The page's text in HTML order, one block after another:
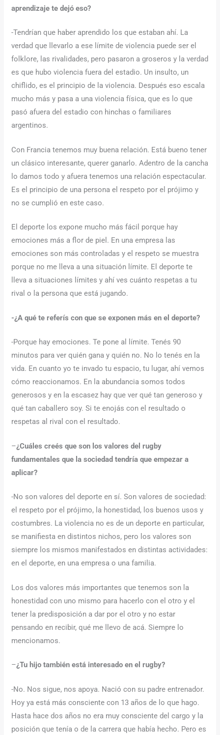
aprendizaje te dejó eso?
-Tendrían que haber aprendido los que estaban ahí. La
verdad que llevarlo a ese límite de violencia puede ser el
folklore, las rivalidades, pero pasaron a groseros y la verdad
es que hubo violencia fuera del estadio. Un insulto, un
chiflido, es el principio de la violencia. Después eso escala
mucho más y pasa a una violencia física, que es lo que
pasó afuera del estadio con hinchas o familiares
argentinos.
Con Francia tenemos muy buena relación. Está bueno tener
un clásico interesante, querer ganarlo. Adentro de la cancha
lo damos todo y afuera tenemos una relación espectacular.
Es el principio de una persona el respeto por el prójimo y
no se cumplió en este caso.
El deporte los expone mucho más fácil porque hay
emociones más a flor de piel. En una empresa las
emociones son más controladas y el respeto se muestra
porque no me lleva a una situación límite. El deporte te
lleva a situaciones límites y ahí ves cuánto respetas a tu
rival o la persona que está jugando.
-¿A qué te referís con que se exponen más en el deporte?
-Porque hay emociones. Te pone al límite. Tenés 90
minutos para ver quién gana y quién no. No lo tenés en la
vida. En cuanto yo te invado tu espacio, tu lugar, ahí vemos
cómo reaccionamos. En la abundancia somos todos
generosos y en la escasez hay que ver qué tan generoso y
qué tan caballero soy. Si te enojás con el resultado o
respetas al rival con el resultado.
–¿Cuáles creés que son los valores del rugby
fundamentales que la sociedad tendría que empezar a
aplicar?
-No son valores del deporte en sí. Son valores de sociedad:
el respeto por el prójimo, la honestidad, los buenos usos y
costumbres. La violencia no es de un deporte en particular,
se manifiesta en distintos nichos, pero los valores son
siempre los mismos manifestados en distintas actividades:
en el deporte, en una empresa o una familia.
Los dos valores más importantes que tenemos son la
honestidad con uno mismo para hacerlo con el otro y el
tener la predisposición a dar por el otro y no estar
pensando en recibir, qué me llevo de acá. Siempre lo
mencionamos.
–¿Tu hijo también está interesado en el rugby?
-No. Nos sigue, nos apoya. Nació con su padre entrenador.
Hoy ya está más consciente con 13 años de lo que hago.
Hasta hace dos años no era muy consciente del cargo y la
posición que tenía o de la carrera que había hecho. Pero es